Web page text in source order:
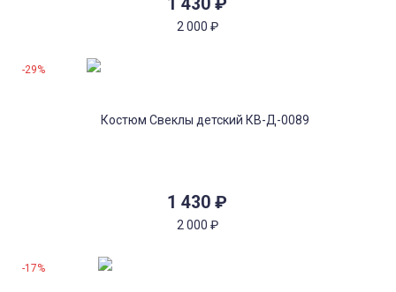
2 000 ₽
1 430 ₽
2 000 ₽
-29%
-17%